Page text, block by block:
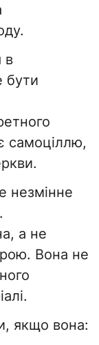
в
бути
самоціллю,
незмінне
а не
Вона не
якщо вона: